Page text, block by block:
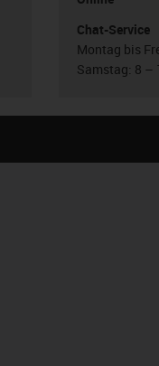
Chat-Service
Montag bis
Samstag: 8 –